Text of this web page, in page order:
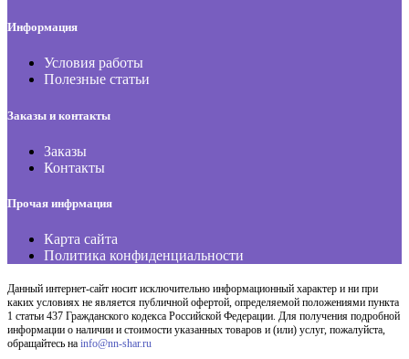
Информация
Условия работы
Полезные статьи
Заказы и контакты
Заказы
Контакты
Прочая инфрмация
Карта сайта
Политика конфиденциальности
Данный интернет-сайт носит исключительно информационный характер и ни при
каких условиях не является публичной офертой, определяемой положениями пункта
1 статьи 437 Гражданского кодекса Российской Федерации. Для получения подробной
информации о наличии и стоимости указанных товаров и (или) услуг, пожалуйста,
обращайтесь на info@nn-shar.ru